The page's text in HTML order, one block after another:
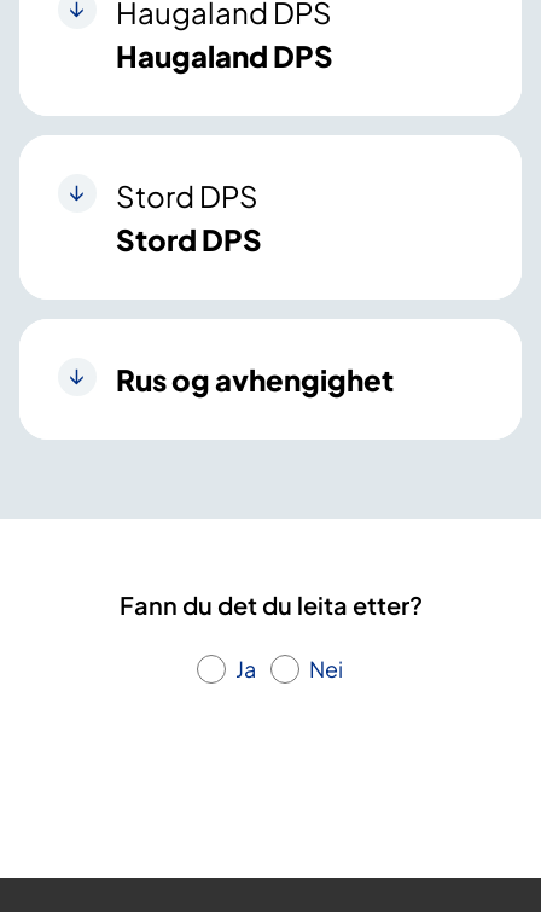
Haugaland DPS
Haugaland DPS
Stord DPS
Stord DPS
Rus og avhengighet
Fann du det du leita etter?
Ja Nei